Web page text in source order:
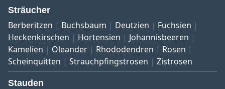
Sträucher
Berberitzen Buchsbaum Deutzien
Fuchsien
Heckenkirschen
Hortensien
Johannisbeeren
Kamelien
Oleander Rhododendren
Rosen
Scheinquitten
Strauchpfingstrosen Zistrosen
Stauden